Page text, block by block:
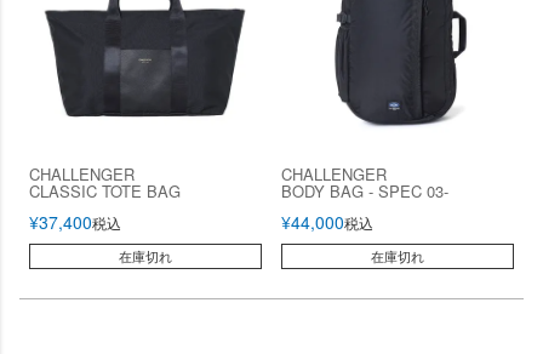
CHALLENGER
CLASSIC TOTE BAG
¥37,400税込
在庫切れ
CHALLENGER
BODY BAG - SPEC 03-
¥44,000税込
在庫切れ